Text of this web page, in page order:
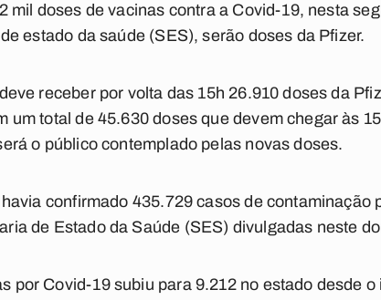
mil doses de vacinas contra a Covid-19, nesta
estado da saúde (SES), serão doses da Pfizer.
receber por volta das 15h 26.910 doses da
um total de 45.630 doses que devem chegar às
o público contemplado pelas novas doses.
confirmado 435.729 casos de contaminação
de Estado da Saúde (SES) divulgadas neste
por Covid-19 subiu para 9.212 no estado desde